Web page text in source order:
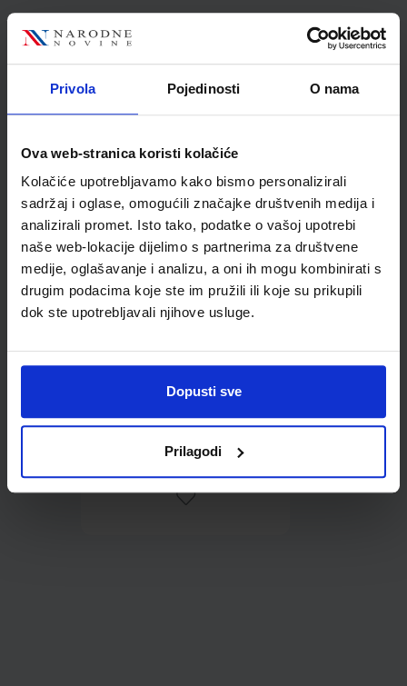
Privola Pojedinosti O nama
Ova web-stranica koristi kolačiće
Kolačiće upotrebljavamo kako bismo personalizirali
sadržaj i oglase, omogućili značajke društvenih medija i
analizirali promet. Isto tako, podatke o vašoj upotrebi
naše web-lokacije dijelimo s partnerima za društvene
medije, oglašavanje i analizu, a oni ih mogu kombinirati s
drugim podacima koje ste im pružili ili koje su prikupili
dok ste upotrebljavali njihove usluge.
Dopusti sve
Prilagodi
Kupci najčešće biraju..
Omot PVC za školske
udžbenike; dimenzije
427x277; tip 176
0,85 €